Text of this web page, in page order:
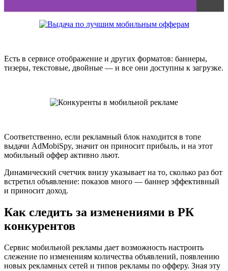
Есть в сервисе отображение и других форматов: баннеры,
тизеры, текстовые, двойные — и все они доступны к загрузке.
Соответственно, если рекламный блок находится в топе
выдачи AdMobiSpy, значит он приносит прибыль, и на этот
мобильный оффер активно льют.
Динамический счетчик внизу указывает на то, сколько раз бот
встретил объявление: показов много — баннер эффективный
и приносит доход.
Как следить за изменениями в РК
конкурентов
Сервис мобильной рекламы дает возможность настроить
слежение по изменениям количества объявлений, появлению
новых рекламных сетей и типов рекламы по офферу. Зная эту